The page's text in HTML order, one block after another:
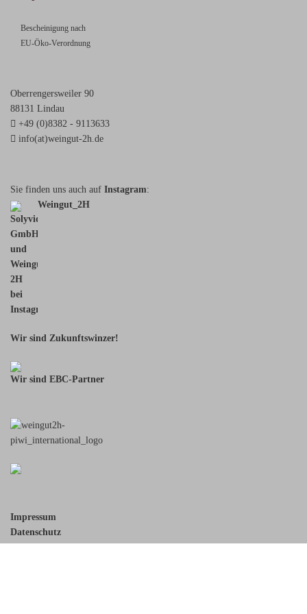
Bescheinigung nach
EU-Öko-Verordnung
Oberrengersweiler 90
88131 Lindau
+49 (0)8382 - 9113633
info(at)weingut-2h.de
Sie finden uns auch auf Instagram:
Weingut_2H
Wir sind Zukunftswinzer!
Wir sind EBC-Partner
Impressum
Datenschutz